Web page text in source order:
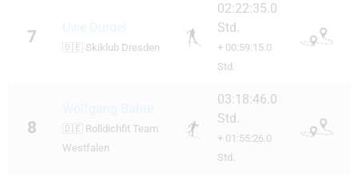
7 Uwe Durdel
🇩🇪 Skiklub Dresden
02:22:35.0
Std.
+ 00:59:15.0
Std.
8 🇩🇪 Rolldichfit Team
Westfalen
03:18:46.0
Std.
+ 01:55:26.0
Std.